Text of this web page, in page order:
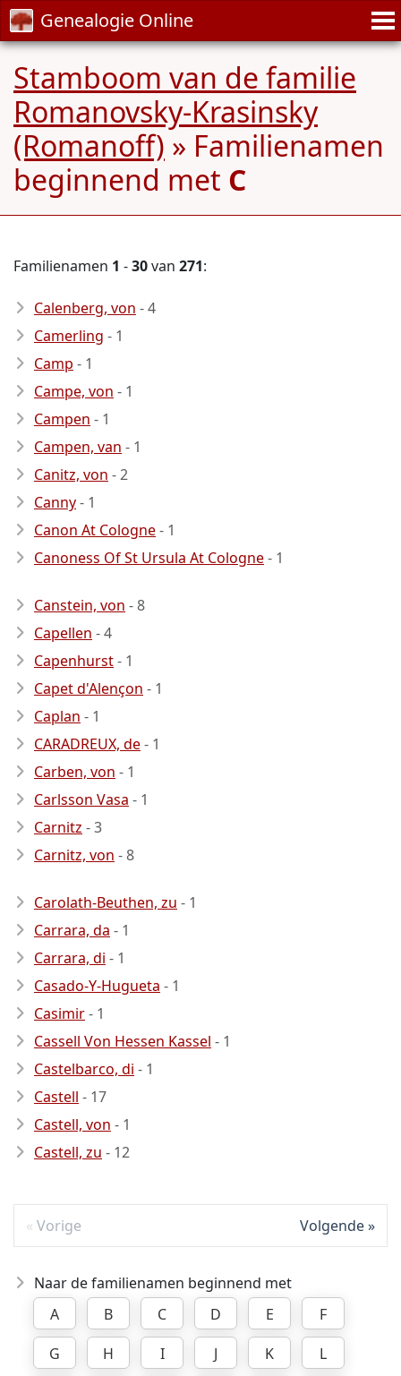
Genealogie Online
Stamboom van de familie
Romanovsky-Krasinsky
(Romanoff) » Familienamen
beginnend met C
Familienamen 1 -30van 271:
Calenberg, von - 4
Camerling - 1
Camp - 1
Campe, von - 1
Campen - 1
Campen, van - 1
Canitz, von - 2
Canny- 1
Canon At Cologne- 1
Canoness Of St Ursula At Cologne- 1
Canstein, von - 8
Capellen - 4
Capenhurst- 1
Capet d'Alençon - 1
Caplan - 1
CARADREUX, de- 1
Carben, von - 1
Carlsson Vasa - 1
Carnitz - 3
Carnitz, von - 8
Carolath-Beuthen, zu - 1
Carrara, da - 1
Carrara, di - 1
Casado-Y-Hugueta - 1
Casimir- 1
Cassell Von Hessen Kassel - 1
Castelbarco, di - 1
Castell - 17
Castell, von - 1
Castell, zu - 12
Vorige Volgende
Naar de familienamen beginnend met
A
B C D E
F
G
H I J K
L